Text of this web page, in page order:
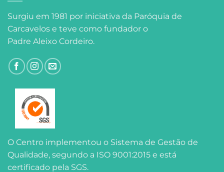
Surgiu em 1981 por iniciativa da Paróquia de
Carcavelos e teve como fundador o
Padre Aleixo Cordeiro.
O Centro implementou o Sistema de Gestão de
Qualidade, segundo a ISO 9001:2015 e está
certificado pela SGS.